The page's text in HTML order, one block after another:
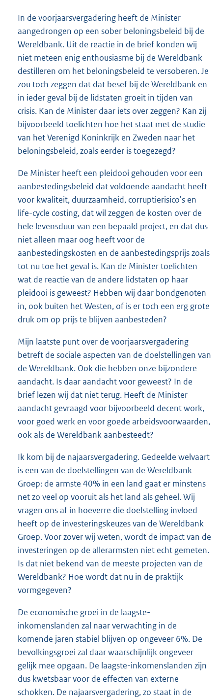
In de voorjaarsvergadering heeft de Minister
aangedrongen op een sober beloningsbeleid bij de
Wereldbank. Uit de reactie in de brief konden wij
niet meteen enig enthousiasme bij de Wereldbank
destilleren om het beloningsbeleid te versoberen. Je
zou toch zeggen dat dat besef bij de Wereldbank en
in ieder geval bij de lidstaten groeit in tijden van
crisis. Kan de Minister daar iets over zeggen? Kan zij
bijvoorbeeld toelichten hoe het staat met de studie
van het Verenigd Koninkrijk en Zweden naar het
beloningsbeleid, zoals eerder is toegezegd?
De Minister heeft een pleidooi gehouden voor een
aanbestedingsbeleid dat voldoende aandacht heeft
voor kwaliteit, duurzaamheid, corruptierisico's en
life-cycle costing, dat wil zeggen de kosten over de
hele levensduur van een bepaald project, en dat dus
niet alleen maar oog heeft voor de
aanbestedingskosten en de aanbestedingsprijs zoals
tot nu toe het geval is. Kan de Minister toelichten
wat de reactie van de andere lidstaten op haar
pleidooi is geweest? Hebben wij daar bondgenoten
in, ook buiten het Westen, of is er toch een erg grote
druk om op prijs te blijven aanbesteden?
Mijn laatste punt over de voorjaarsvergadering
betreft de sociale aspecten van de doelstellingen van
de Wereldbank. Ook die hebben onze bijzondere
aandacht. Is daar aandacht voor geweest? In de
brief lezen wij dat niet terug. Heeft de Minister
aandacht gevraagd voor bijvoorbeeld decent work,
voor goed werk en voor goede arbeidsvoorwaarden,
ook als de Wereldbank aanbesteedt?
Ik kom bij de najaarsvergadering. Gedeelde welvaart
is een van de doelstellingen van de Wereldbank
Groep: de armste 40% in een land gaat er minstens
net zo veel op vooruit als het land als geheel. Wij
vragen ons af in hoeverre die doelstelling invloed
heeft op de investeringskeuzes van de Wereldbank
Groep. Voor zover wij weten, wordt de impact van de
investeringen op de allerarmsten niet echt gemeten.
Is dat niet bekend van de meeste projecten van de
Wereldbank? Hoe wordt dat nu in de praktijk
vormgegeven?
De economische groei in de laagste-
inkomenslanden zal naar verwachting in de
komende jaren stabiel blijven op ongeveer 6%. De
bevolkingsgroei zal daar waarschijnlijk ongeveer
gelijk mee opgaan. De laagste-inkomenslanden zijn
dus kwetsbaar voor de effecten van externe
schokken. De najaarsvergadering, zo staat in de